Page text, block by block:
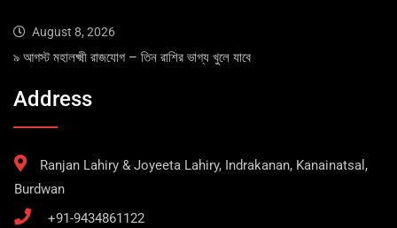
August 8, 2026
৯ আগস্ট মহালক্ষ্মী রাজযোগ – তিন রাশির ভাগ্য খুলে যাবে
Address
Ranjan Lahiry & Joyeeta Lahiry, Indrakanan, Kanainatsal,
Burdwan
+91-9434861122